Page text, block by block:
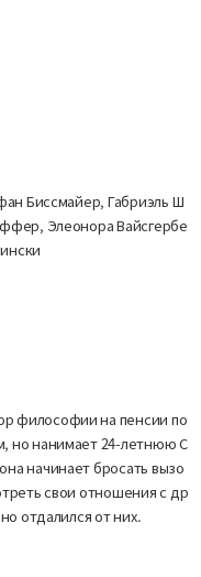
Биссмайер, Габриэль Ш
Элеонора Вайсгербе
философии на пенсии по
но нанимает 24-летнюю С
начинает бросать вызо
свои отношения с др
отдалился от них.